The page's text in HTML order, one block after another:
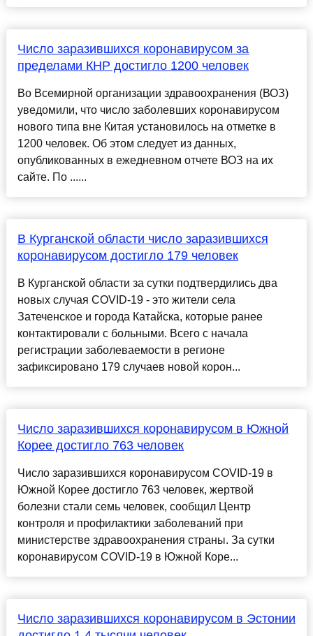
Число заразившихся коронавирусом за
пределами КНР достигло 1200 человек
Во Всемирной организации здравоохранения (ВОЗ)
уведомили, что число заболевших коронавирусом
нового типа вне Китая установилось на отметке в
1200 человек. Об этом следует из данных,
опубликованных в ежедневном отчете ВОЗ на их
сайте. По ......
В Курганской области число заразившихся
коронавирусом достигло 179 человек
В Курганской области за сутки подтвердились два
новых случая COVID-19 - это жители села
Затеченское и города Катайска, которые ранее
контактировали с больными. Всего с начала
регистрации заболеваемости в регионе
зафиксировано 179 случаев новой корон...
Число заразившихся коронавирусом в Южной
Корее достигло 763 человек
Число заразившихся коронавирусом COVID-19 в
Южной Корее достигло 763 человек, жертвой
болезни стали семь человек, сообщил Центр
контроля и профилактики заболеваний при
министерстве здравоохранения страны. За сутки
коронавирусом COVID-19 в Южной Коре...
Число заразившихся коронавирусом в Эстонии